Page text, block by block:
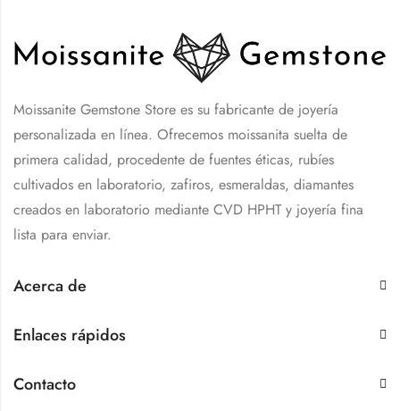
Moissanite Gemstone Store es su fabricante de joyería
personalizada en línea. Ofrecemos moissanita suelta de
primera calidad, procedente de fuentes éticas, rubíes
cultivados en laboratorio, zafiros, esmeraldas, diamantes
creados en laboratorio mediante CVD HPHT y joyería fina
lista para enviar.
Acerca de
Enlaces rápidos
Contacto